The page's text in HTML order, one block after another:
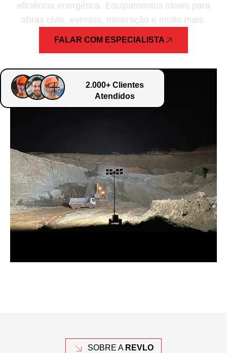
eficiência energética. Equipamentos ideais para
obras civis, eventos, mineração e muito mais.
FALAR COM ESPECIALISTA
2.000+ Clientes
Atendidos
SOBRE A REVLO